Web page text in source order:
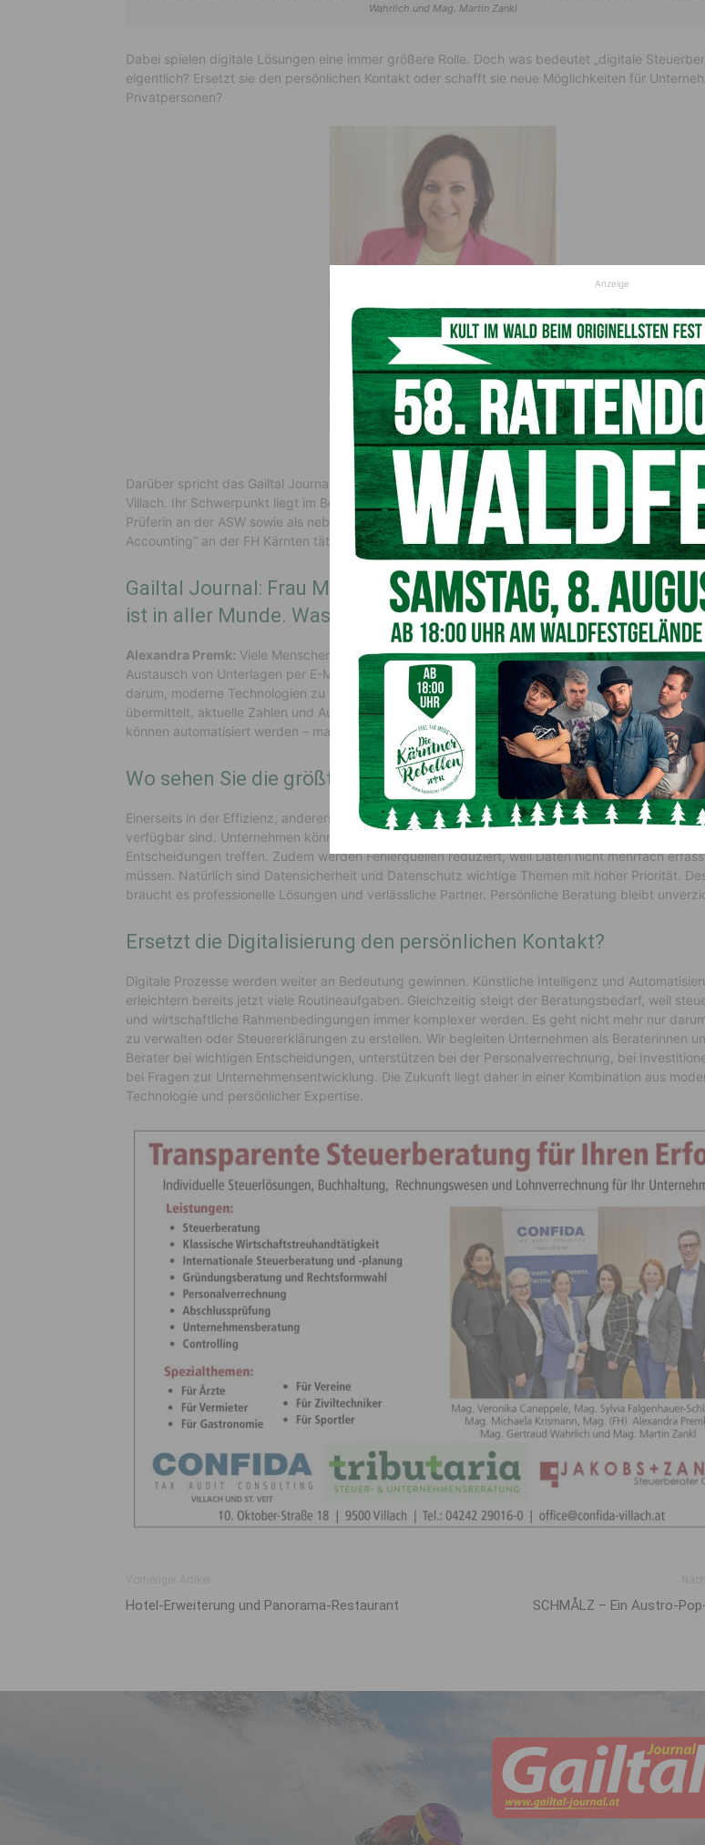
Wahrlich und Mag. Martin Zankl
Dabei spielen digitale Lösungen eine immer größere Rolle. Doch was bedeutet „digitale
eigentlich? Ersetzt sie den persönlichen Kontakt oder schafft sie neue Möglichkeiten für
Privatpersonen?
Mag. (FH) Alexandra Premk, Steuerberaterin
Darüber spricht das Gailtal Journal mit Mag. (FH)Alexandra Premk, Steuerberaterin bei der
Villach. Ihr Schwerpunkt liegt im Bereich Personalverrechnung. Darüber hinaus ist sie als
Prüferin an der ASW sowie als nebenberufliche Lektorin im Bachelorstudiengang „Digital Tax &
Accounting“ an der FH Kärnten tätig.
Gailtal Journal: Frau Mag. Premk, der Begriff „digitale
ist in aller Munde. Was versteht man darunter?
Alexandra Premk: Viele Menschen denken dabei zunächst an papierlose Buchhaltung oder den
Austausch von Unterlagen per E-Mail. Tatsächlich umfasst digitale Steuerberatung aber viel mehr.
darum, moderne Technologien zu nutzen, um Prozesse effizienter zu gestalten. Belege werden
übermittelt, aktuelle Zahlen und Auswertungen stehen jederzeit online zur Verfügung und viele
können automatisiert werden – man gewinnt wertvolle Zeit.
Wo sehen Sie die größten Vorteile der Digitalisierung?
Einerseits in der Effizienz, andererseits erhöht sich die Transparenz, weil wichtige Informationen
verfügbar sind. Unternehmen können dadurch rascher auf Entwicklungen reagieren und fundierte
Entscheidungen treffen. Zudem werden Fehlerquellen reduziert, weil Daten nicht mehrfach
müssen. Natürlich sind Datensicherheit und Datenschutz wichtige Themen mit hoher Priorität.
braucht es professionelle Lösungen und verlässliche Partner. Persönliche Beratung bleibt
Ersetzt die Digitalisierung den persönlichen Kontakt?
Digitale Prozesse werden weiter an Bedeutung gewinnen. Künstliche Intelligenz und
erleichtern bereits jetzt viele Routineaufgaben. Gleichzeitig steigt der Beratungsbedarf, weil
und wirtschaftliche Rahmenbedingungen immer komplexer werden. Es geht nicht mehr nur
zu verwalten oder Steuererklärungen zu erstellen. Wir begleiten Unternehmen als Beraterinnen
Berater bei wichtigen Entscheidungen, unterstützen bei der Personalverrechnung, bei
bei Fragen zur Unternehmensentwicklung. Die Zukunft liegt daher in einer Kombination aus
Technologie und persönlicher Expertise.
Hotel-Erweiterung und Panorama-Restaurant SCHMÅLZ – Ein Austro-
Anzeige